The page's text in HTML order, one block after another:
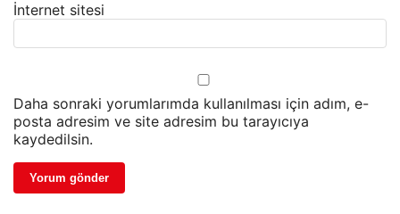
İnternet sitesi
Daha sonraki yorumlarımda kullanılması için adım, e-
posta adresim ve site adresim bu tarayıcıya
kaydedilsin.